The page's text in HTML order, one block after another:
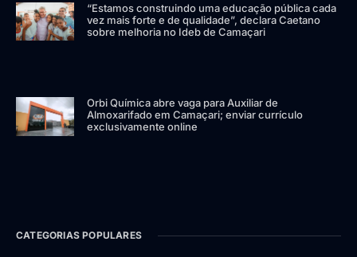
“Estamos construindo uma educação pública cada
vez mais forte e de qualidade”, declara Caetano
sobre melhoria no Ideb de Camaçari
Orbi Química abre vaga para Auxiliar de
Almoxarifado em Camaçari; enviar currículo
exclusivamente online
CATEGORIAS POPULARES